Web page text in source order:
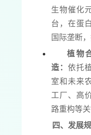
生物催化
台，在蛋
国际垄断
植物
造： 依托
室和未来
工厂、高
路重构等关
四、发展